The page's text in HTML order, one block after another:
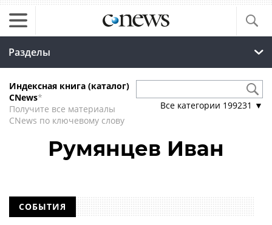
Разделы
Индексная книга (каталог)
CNews*
Получите все материалы
CNews по ключевому слову
Все категории 199231 ▼
Румянцев Иван
СОБЫТИЯ